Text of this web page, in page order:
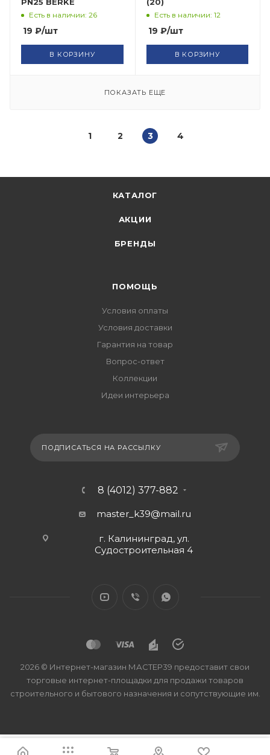
Есть в наличии: 26
19 ₽/шт
В КОРЗИНУ
Есть в наличии: 12
19 ₽/шт
В КОРЗИНУ
ПОКАЗАТЬ ЕЩЕ
1 2 3 4
КАТАЛОГ
АКЦИИ
БРЕНДЫ
ПОМОЩЬ
Условия оплаты
Условия доставки
Гарантия на товар
Вопрос-ответ
Коллекции
Идеи интерьера
ПОДПИСАТЬСЯ НА РАССЫЛКУ
8 (4012) 377-882
master_k39@mail.ru
г. Калининград, ул.
Судостроительная 4
2026 © Интернет-магазин МАСТЕР39 предоставит свои
торговые интернет-площадки для продажи товаров
строительного и бытового назначения и сопутствующие им.